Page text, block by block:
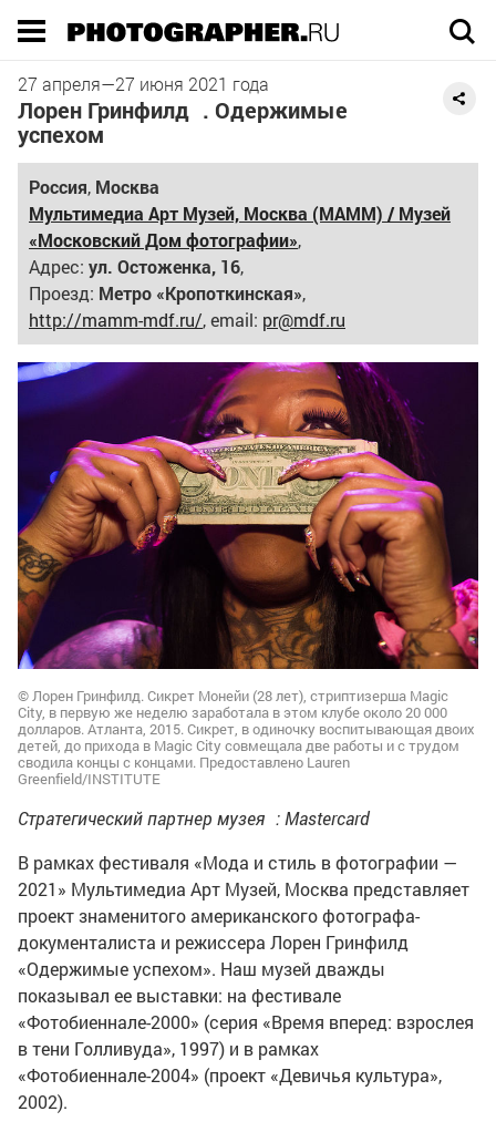
27 апреля—27 июня 2021 года
Лорен Гринфилд . Одержимые
успехом
Россия, Москва
Мультимедиа Арт Музей, Москва (МАММ) / Музей
«Московский Дом фотографии»,
Адрес: ул. Остоженка, 16,
Проезд: Метро «Кропоткинская»,
http://mamm-mdf.ru/, email: pr@mdf.ru
© Лорен Гринфилд. Сикрет Монейи (28 лет), стриптизерша Magic
City, в первую же неделю заработала в этом клубе около 20 000
долларов. Атланта, 2015. Сикрет, в одиночку воспитывающая двоих
детей, до прихода в Magic City совмещала две работы и с трудом
сводила концы с концами. Предоставлено Lauren
Greenfield/INSTITUTE
Стратегический партнер музея : Mastercard
В рамках фестиваля «Мода и стиль в фотографии —
2021» Мультимедиа Арт Музей, Москва представляет
проект знаменитого американского фотографа-
документалиста и режиссера Лорен Гринфилд
«Одержимые успехом». Наш музей дважды
показывал ее выставки: на фестивале
«Фотобиеннале-2000» (серия «Время вперед: взрослея
в тени Голливуда», 1997) и в рамках
«Фотобиеннале-2004» (проект «Девичья культура»,
2002).